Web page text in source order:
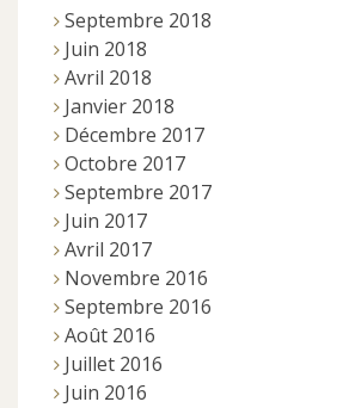
Septembre 2018
Juin 2018
Avril 2018
Janvier 2018
Décembre 2017
Octobre 2017
Septembre 2017
Juin 2017
Avril 2017
Novembre 2016
Septembre 2016
Août 2016
Juillet 2016
Juin 2016